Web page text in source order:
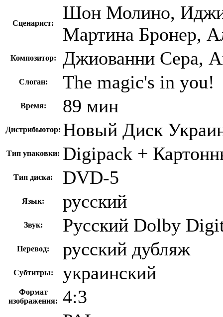
Сценарист:
Шон Молино,
Мартина Бронер,
Композитор: Джиованни Сера,
Слоган: The magic's in you!
Время: 89 мин
Дистрибьютор: Новый Диск
Тип упаковки: Digipack +
Тип диска: DVD-5
Язык: русский
Звук: Русский Dolby
Перевод: русский дубляж
Субтитры: украинский
Формат
изображения:
4:3